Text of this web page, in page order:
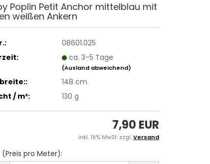
Anmeldung mit
Poplin Petit Anchor mittelblau mit
weißen Ankern
08601.025
ca. 3-5 Tage
(Ausland abweichend)
148 cm
/ m²:
130 g
7,90 EUR
inkl. 19% MwSt. zzgl.Versand
pro Meter):